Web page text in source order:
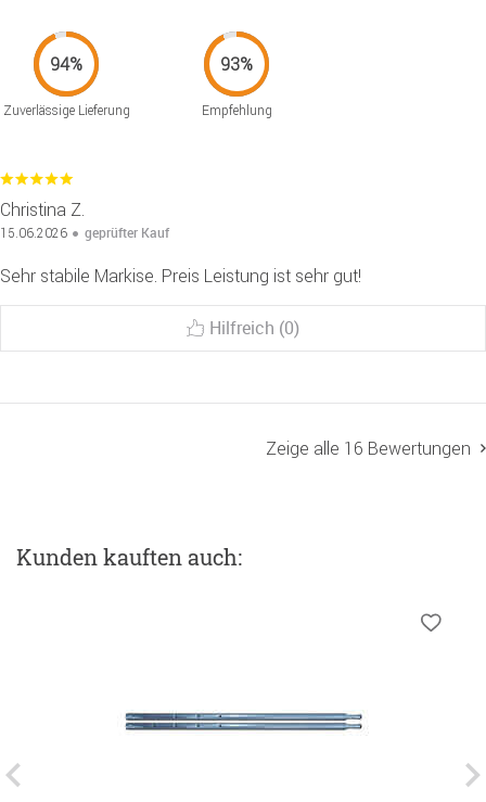
Zuverlässige Lieferung Empfehlung
Christina Z.
15.06.2026 geprüfter Kauf
Sehr stabile Markise. Preis Leistung ist sehr gut!
Hilfreich (0)
Zeige alle 16 Bewertungen
Kunden kauften auch: